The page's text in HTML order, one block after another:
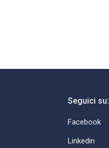
Seguici su:
Facebook
Linkedin